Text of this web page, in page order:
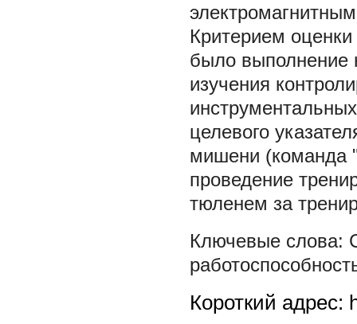
Критерием
было выполнение
изучения
целевого
мишени (команда
проведение
тюленем за
Короткий адрес: